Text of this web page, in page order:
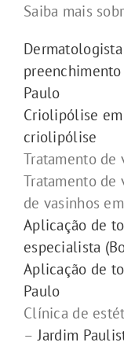
Saiba mais
Paulo
Criolipólise
criolipólise
Tratamento de
Tratamento de
de vasinhos
Aplicação de
especialista
Aplicação de
Paulo
Clínica de
– Jardim